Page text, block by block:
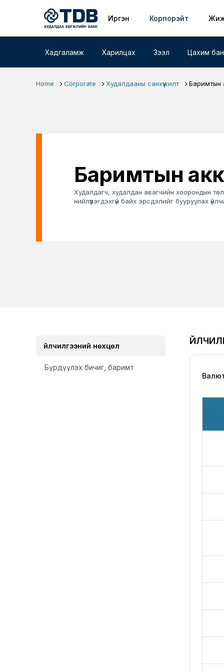
Иргэн Корпорэйт
Хадгаламж Харилцах Зээл Цахим
Home Corporate Худалдааны санхүүжилт Баримтын
Баримтын
Худалдагч, худалдан авагчийн хоорондын
нийлүүлэгдэхгүй байх эрсдэлийг бууруулах
Үйлчилгээний нөхцөл
Бүрдүүлэх бичиг, баримт